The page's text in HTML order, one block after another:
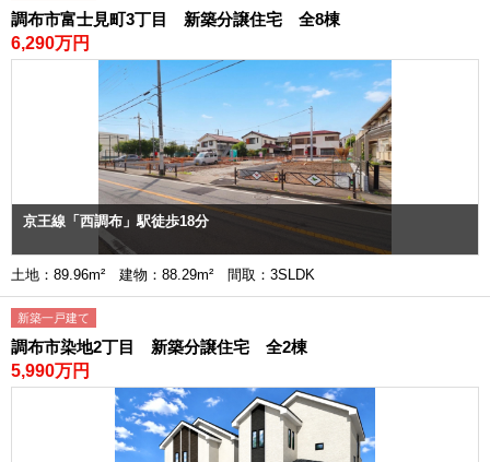
調布市富士見町3丁目 新築分譲住宅 全8棟
6,290万円
京王線「西調布」駅徒歩18分
土地：89.96m² 建物：88.29m² 間取：3SLDK
新築一戸建て
調布市染地2丁目 新築分譲住宅 全2棟
5,990万円